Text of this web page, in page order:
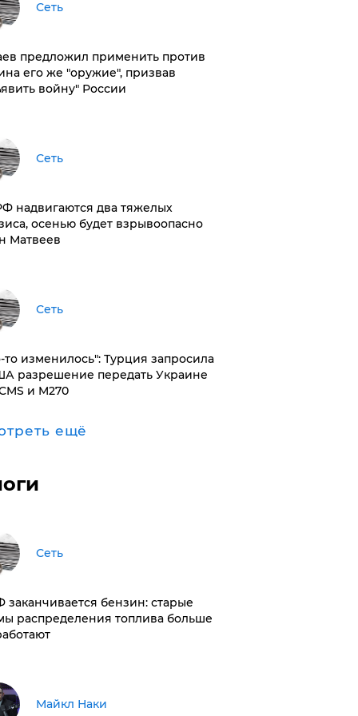
Сеть
предложил применить против
его же "оружие", призвав
войну" России
Сеть
надвигаются два тяжелых
осенью будет взрывоопасно
Матвеев
Сеть
то изменилось": Турция запросила
разрешение передать Украине
и M270
ещё
Сеть
заканчивается бензин: старые
распределения топлива больше
Майкл Наки